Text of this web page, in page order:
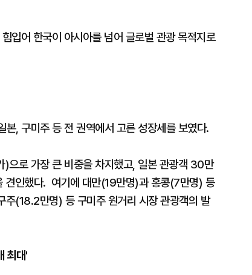
입어 한국이 아시아를 넘어 글로벌 관광 목적지로
, 구미주 등 전 권역에서 고른 성장세를 보였다.
로 가장 큰 비중을 차지했고, 일본 관광객 30만
견인했다. 여기에 대만(19만명)과 홍콩(7만명) 등
(18.2만명) 등 구미주 원거리 시장 관광객의 발
최대'